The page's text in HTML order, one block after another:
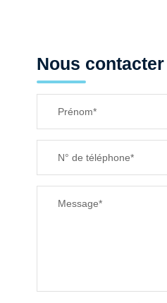
Nous contacter
Prénom*
N° de téléphone*
Message*